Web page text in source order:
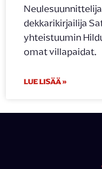
dekkarikirjailija
yhteistuumin
omat villapaidat.
LUE LISÄÄ »